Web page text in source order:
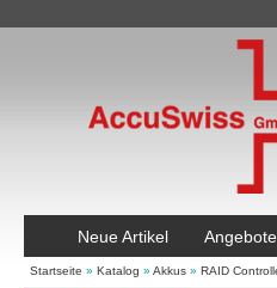
Neue Artikel Angebote
Startseite » Katalog » Akkus » RAID